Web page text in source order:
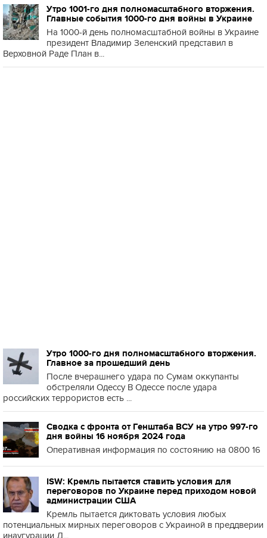
Утро 1001-го дня полномасштабного вторжения.
Главные события 1000-го дня войны в Украине
На 1000-й день полномасштабной войны в Украине
президент Владимир Зеленский представил в
Верховной Раде План в...
Утро 1000-го дня полномасштабного вторжения.
Главное за прошедший день
После вчерашнего удара по Сумам оккупанты
обстреляли Одессу В Одессе после удара
российских террористов есть ...
Сводка с фронта от Генштаба ВСУ на утро 997-го
дня войны 16 ноября 2024 года
Оперативная информация по состоянию на 0800 16
ISW: Кремль пытается ставить условия для
переговоров по Украине перед приходом новой
администрации США
Кремль пытается диктовать условия любых
потенциальных мирных переговоров с Украиной в преддверии
инаугурации Д...